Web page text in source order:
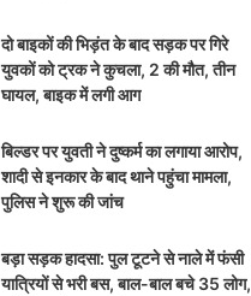
दो बाइकों की भिड़ंत के बाद सड़क पर गिरे
युवकों को ट्रक ने कुचला, 2 की मौत, तीन
घायल, बाइक में लगी आग
बिल्डर पर युवती ने दुष्कर्म का लगाया आरोप,
शादी से इनकार के बाद थाने पहुंचा मामला,
पुलिस ने शुरू की जांच
बड़ा सड़क हादसा: पुल टूटने से नाले में फंसी
यात्रियों से भरी बस, बाल-बाल बचे 35 लोग,